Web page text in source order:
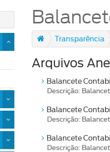
Transparência
Arquivos
Balancete
Descrição:
Balancete
Descrição:
Balancete
Descrição: